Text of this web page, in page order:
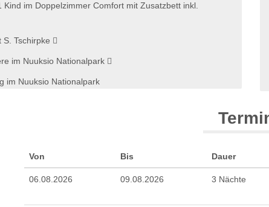
Kind im Doppelzimmer Comfort mit Zusatzbett inkl.
S. Tschirpke
im Nuuksio Nationalpark
im Nuuksio Nationalpark
Von Bis Dauer
06.08.2026 09.08.2026 3 Nächte